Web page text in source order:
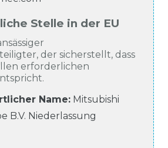
Stelle in der EU
der sicherstellt, dass
erforderlichen
Name: Mitsubishi
B.V. Niederlassung